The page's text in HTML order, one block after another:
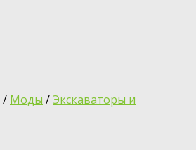
/ Моды /Экскаваторы и